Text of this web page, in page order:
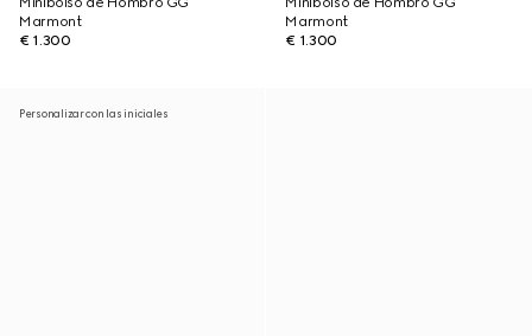
Marmont
€ 1.300
Marmont
€ 1.300
Personalizar con las iniciales